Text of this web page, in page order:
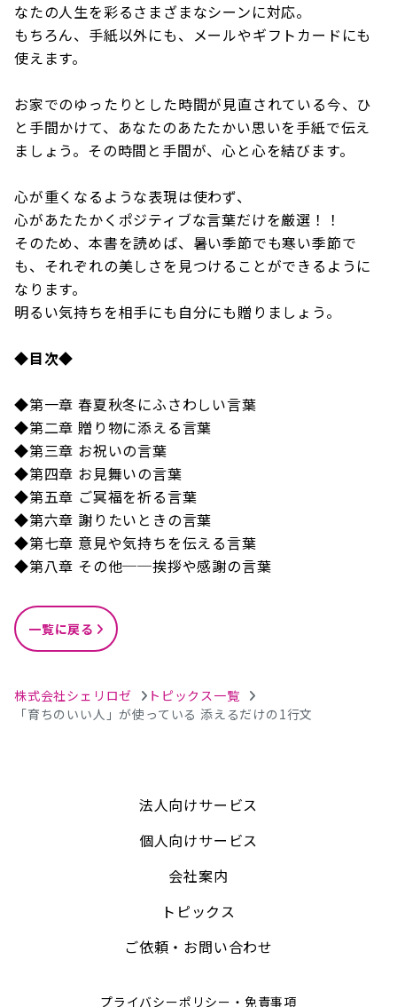
株式会社シェリロゼ
トピックス一覧
「育ちのいい人」が使っている 添えるだけの1行文
なたの人生を彩るさまざまなシーンに対応。
もちろん、手紙以外にも、メールやギフトカードにも
使えます。
お家でのゆったりとした時間が見直されている今、ひ
と手間かけて、あなたのあたたかい思いを手紙で伝え
ましょう。その時間と手間が、心と心を結びます。
心が重くなるような表現は使わず、
心があたたかくポジティブな言葉だけを厳選！！
そのため、本書を読めば、暑い季節でも寒い季節で
も、それぞれの美しさを見つけることができるように
なります。
明るい気持ちを相手にも自分にも贈りましょう。
◆目次◆
◆第一章 春夏秋冬にふさわしい言葉
◆第二章 贈り物に添える言葉
◆第三章 お祝いの言葉
◆第四章 お見舞いの言葉
◆第五章 ご冥福を祈る言葉
◆第六章 謝りたいときの言葉
◆第七章 意見や気持ちを伝える言葉
◆第八章 その他──挨拶や感謝の言葉
一覧に戻る
法人向けサービス
個人向けサービス
会社案内
トピックス
ご依頼・お問い合わせ
プライバシーポリシー・免責事項